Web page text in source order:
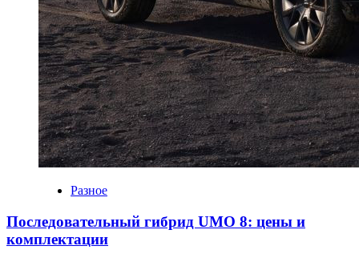
Разное
Последовательный гибрид UMO 8: цены и
комплектации